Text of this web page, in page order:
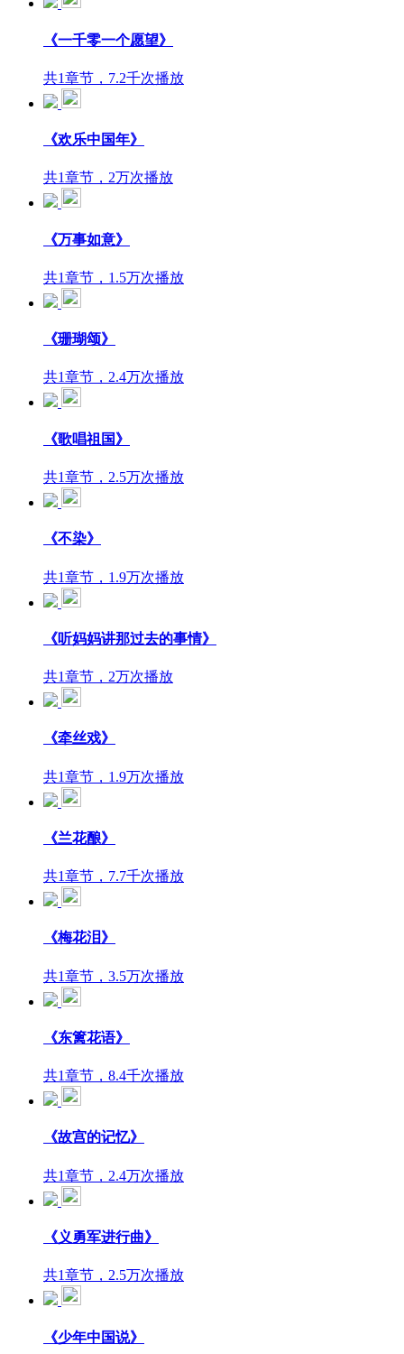
《一千零一个愿望》
共1章节，7.2千次播放
《欢乐中国年》
共1章节，2万次播放
《万事如意》
共1章节，1.5万次播放
《珊瑚颂》
共1章节，2.4万次播放
《歌唱祖国》
共1章节，2.5万次播放
《不染》
共1章节，1.9万次播放
《听妈妈讲那过去的事情》
共1章节，2万次播放
《牵丝戏》
共1章节，1.9万次播放
《兰花酿》
共1章节，7.7千次播放
《梅花泪》
共1章节，3.5万次播放
《东篱花语》
共1章节，8.4千次播放
《故宫的记忆》
共1章节，2.4万次播放
《义勇军进行曲》
共1章节，2.5万次播放
《少年中国说》